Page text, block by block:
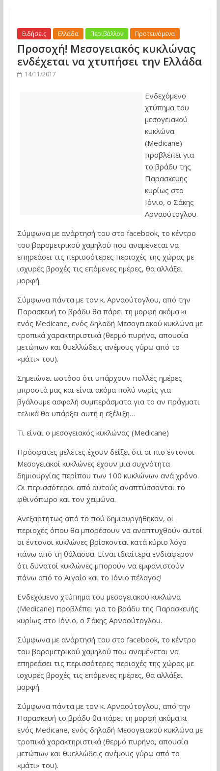
Ειδήσεις Ελλάδα Περιβάλλον Προτεινόμενα
Προσοχή! Μεσογειακός κυκλώνας
ενδέχεται να χτυπήσει την Ελλάδα
14/11/2017
Ενδεχόμενο
χτύπημα του
μεσογειακού
κυκλώνα
(Medicane)
προβλέπει για
το βράδυ της
Παρασκευής
κυρίως στο
Ιόνιο, ο Σάκης
Αρναούτογλου.
Σύμφωνα με ανάρτησή του στο facebook, το κέντρο
του βαρομετρικού χαμηλού που αναμένεται να
επηρεάσει τις περισσότερες περιοχές της χώρας με
ισχυρές βροχές τις επόμενες ημέρες, θα αλλάξει
μορφή.
Σύμφωνα πάντα με τον κ. Αρναούτογλου, από την
Παρασκευή το βράδυ θα πάρει τη μορφή ακόμα κι
ενός Medicane, ενός δηλαδή Μεσογειακού κυκλώνα με
τροπικά χαρακτηριστικά (θερμό πυρήνα, απουσία
μετώπων και θυελλώδεις ανέμους γύρω από το
«μάτι» του).
Σημειώνει ωστόσο ότι υπάρχουν πολλές ημέρες
μπροστά μας και είναι ακόμα πολύ νωρίς για
βγάλουμε ασφαλή συμπεράσματα για το αν πράγματι
τελικά θα υπάρξει αυτή η εξέλιξη…
Τι είναι ο μεσογειακός κυκλώνας (Medicane)
Πρόσφατες μελέτες έχουν δείξει ότι οι πιο έντονοι
Μεσογειακοί κυκλώνες έχουν μια συχνότητα
δημιουργίας περίπου των 100 κυκλώνων ανά χρόνο.
Οι περισσότεροι από αυτούς αναπτύσσονται το
φθινόπωρο και τον χειμώνα.
Ανεξαρτήτως από το πού δημιουργήθηκαν, οι
περιοχές όπου θα μπορέσουν να αναπτυχθούν αυτοί
οι έντονοι κυκλώνες βρίσκονται κατά κύριο λόγο
πάνω από τη θάλασσα. Είναι ιδιαίτερα ενδιαφέρον
ότι δυνατοί κυκλώνες μπορούν να εμφανιστούν
πάνω από το Αιγαίο και το Ιόνιο πέλαγος!
Ενδεχόμενο χτύπημα του μεσογειακού κυκλώνα
(Medicane) προβλέπει για το βράδυ της Παρασκευής
κυρίως στο Ιόνιο, ο Σάκης Αρναούτογλου.
Σύμφωνα με ανάρτησή του στο facebook, το κέντρο
του βαρομετρικού χαμηλού που αναμένεται να
επηρεάσει τις περισσότερες περιοχές της χώρας με
ισχυρές βροχές τις επόμενες ημέρες, θα αλλάξει
μορφή.
Σύμφωνα πάντα με τον κ. Αρναούτογλου, από την
Παρασκευή το βράδυ θα πάρει τη μορφή ακόμα κι
ενός Medicane, ενός δηλαδή Μεσογειακού κυκλώνα με
τροπικά χαρακτηριστικά (θερμό πυρήνα, απουσία
μετώπων και θυελλώδεις ανέμους γύρω από το
«μάτι» του).